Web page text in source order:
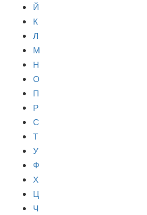
Й
К
Л
М
Н
О
П
Р
С
Т
У
Ф
Х
Ц
Ч